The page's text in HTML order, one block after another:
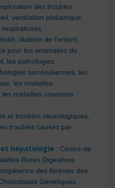
des troubles
ventilation pédiatrique,
diabète de l’enfant,
pour les anomalies du
les pathologies
surrénaliennes, les
les maladies
maladies osseuses
et troubles neurologiques,
troubles causés par
hépatologie : Centre de
Rares Digestives
des Atrésies des
Génétiques,